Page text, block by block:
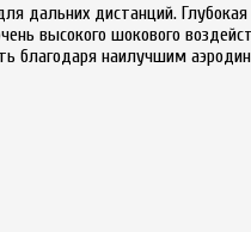
дальних дистанций. Глубокая
высокого шокового
благодаря наилучшим